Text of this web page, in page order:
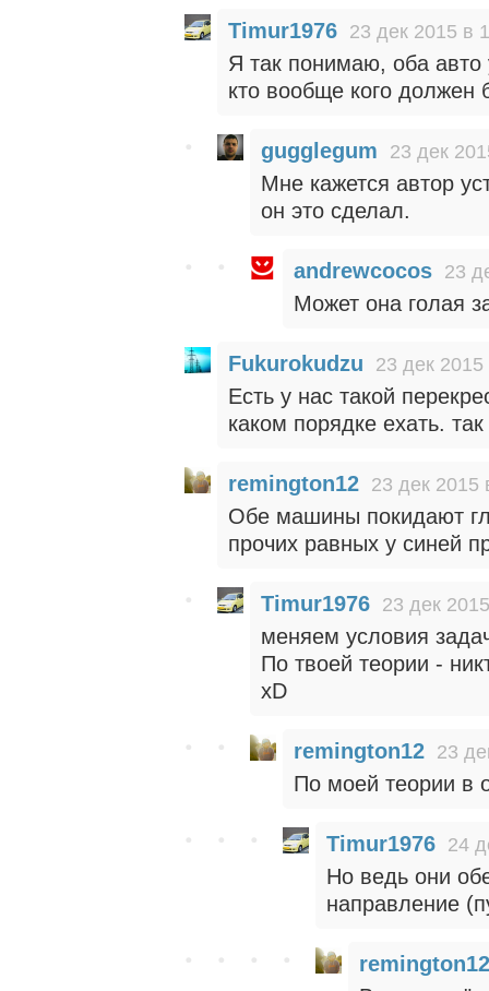
Timur1976 23 дек 2015 в
Я так понимаю, оба авто
кто вообще кого должен
gugglegum 23 дек
Мне кажется автор
он это сделал.
andrewcocos 23
Может она голая
Fukurokudzu 23 дек
Есть у нас такой
каком порядке ехать.
remington12 23 дек 2015
Обе машины покидают
прочих равных у синей
Timur1976 23 дек
меняем условия
По твоей теории -
xD
remington12 23
По моей теории в
Timur1976 24
Но ведь они
направление
remington12